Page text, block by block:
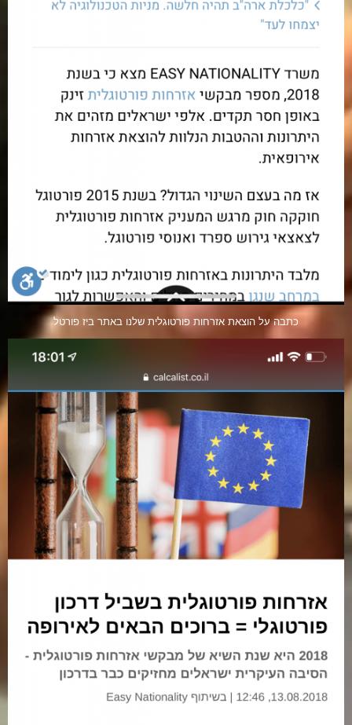
כתבה על הוצאת אזרחות פורטוגלית שלנו באתר ביז פורטל